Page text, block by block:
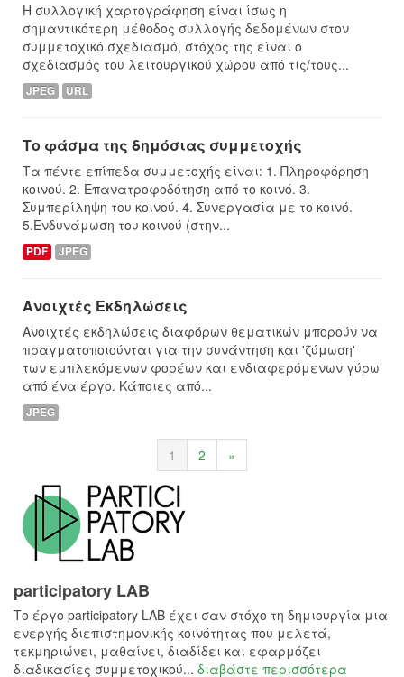
Η συλλογική χαρτογράφηση είναι ίσως η
σημαντικότερη μέθοδος συλλογής δεδομένων στον
συμμετοχικό σχεδιασμό, στόχος της είναι ο
σχεδιασμός του λειτουργικού χώρου από τις/τους...
JPEG URL
Το φάσμα της δημόσιας συμμετοχής
Τα πέντε επίπεδα συμμετοχής είναι: 1. Πληροφόρηση
κοινού. 2. Επανατροφοδότηση από το κοινό. 3.
Συμπερίληψη του κοινού. 4. Συνεργασία με το κοινό.
5.Ενδυνάμωση του κοινού (στην...
PDF JPEG
Ανοιχτές Εκδηλώσεις
Ανοιχτές εκδηλώσεις διαφόρων θεματικών μπορούν να
πραγματοποιούνται για την συνάντηση και 'ζύμωση'
των εμπλεκόμενων φορέων και ενδιαφερόμενων γύρω
από ένα έργο. Κάποιες από...
JPEG
1 2 »
participatory LAB
Το έργο participatory LAB έχει σαν στόχο τη δημιουργία μια
ενεργής διεπιστημονικής κοινότητας που μελετά,
τεκμηριώνει, μαθαίνει, διαδίδει και εφαρμόζει
διαδικασίες συμμετοχικού... διαβάστε περισσότερα